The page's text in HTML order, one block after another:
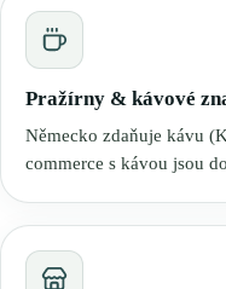
Pražírny & kávové
Německo zdaňuje kávu
commerce s kávou jsou